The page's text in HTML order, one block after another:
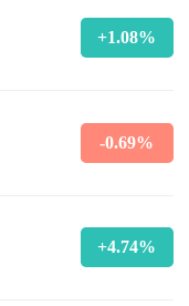
+1.08%
-0.69%
+4.74%